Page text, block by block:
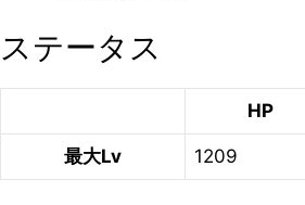
ステータス
HP
最大Lv 1209